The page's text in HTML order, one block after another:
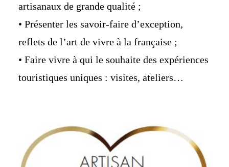
artisanaux de grande qualité ;
• Présenter les savoir-faire d’exception,
reflets de l’art de vivre à la française ;
• Faire vivre à qui le souhaite des expériences
touristiques uniques : visites, ateliers…